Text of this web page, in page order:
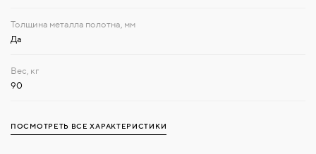
Да
90
ПОСМОТРЕТЬ ВСЕ ХАРАКТЕРИСТИКИ